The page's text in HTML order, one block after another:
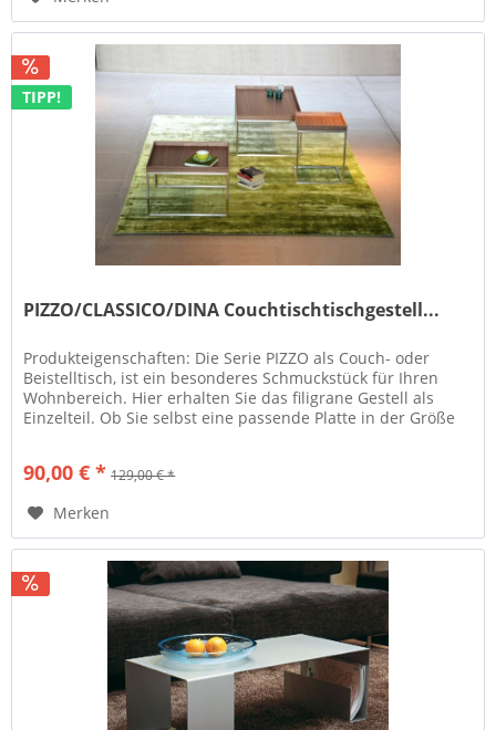
TIPP!
PIZZO/CLASSICO/DINA Couchtischtischgestell...
Produkteigenschaften: Die Serie PIZZO als Couch- oder
Beistelltisch, ist ein besonderes Schmuckstück für Ihren
Wohnbereich. Hier erhalten Sie das filigrane Gestell als
Einzelteil. Ob Sie selbst eine passende Platte in der Größe
90,00 € * 129,00 € *
Merken